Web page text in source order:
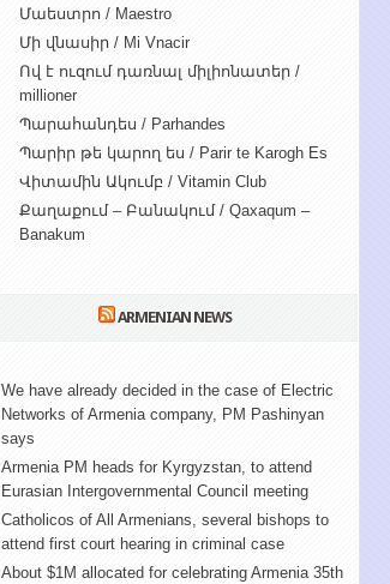
Մաեստրո / Maestro
Մի վնասիր / Mi Vnacir
Ով է ուզում դառնալ միլիոնատեր /
millioner
Պարահանդես / Parhandes
Պարիր թե կարող ես / Parir te Karogh Es
Վիտամին Ակումբ / Vitamin Club
Քաղաքում – Բանակում / Qaxaqum –
Banakum
ARMENIAN NEWS
We have already decided in the case of Electric
Networks of Armenia company, PM Pashinyan
says
Armenia PM heads for Kyrgyzstan, to attend
Eurasian Intergovernmental Council meeting
Catholicos of All Armenians, several bishops to
attend first court hearing in criminal case
About $1M allocated for celebrating Armenia 35th